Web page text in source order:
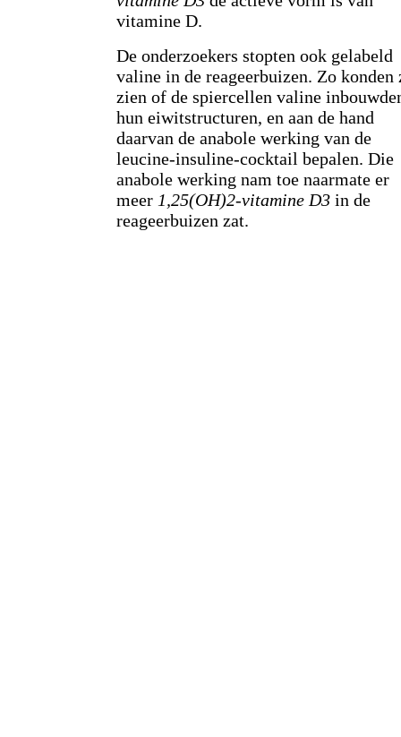
vitamine D.
De onderzoekers stopten ook gelabeld
valine in de reageerbuizen. Zo konden
zien of de spiercellen valine
hun eiwitstructuren, en aan de hand
daarvan de anabole werking van de
leucine-insuline-cocktail bepalen. Die
anabole werking nam toe naarmate er
meer 1,25(OH)2-vitamine D3 in de
reageerbuizen zat.